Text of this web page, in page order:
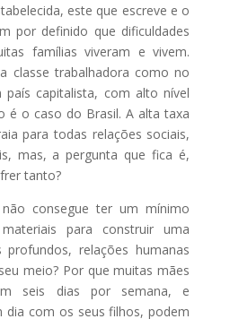
este que escreve e o
por definido que dificuldades
famílias viveram e vivem.
classe trabalhadora como no
capitalista, com alto nível
é o caso do Brasil. A alta taxa
para todas relações sociais,
mas, a pergunta que fica é,
tanto?
consegue ter um mínimo
para construir uma
profundos, relações humanas
meio? Por que muitas mães
seis dias por semana, e
dia com os seus filhos, podem